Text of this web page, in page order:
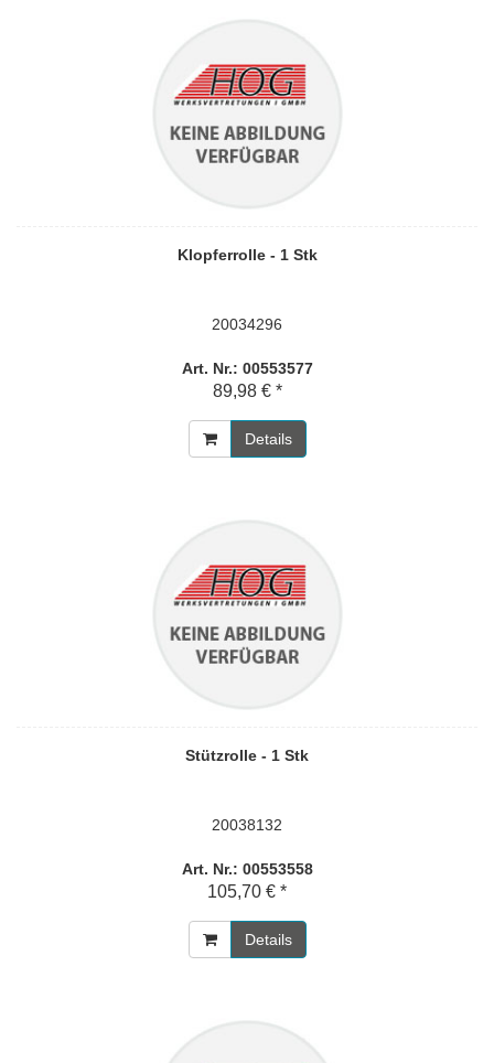
Klopferrolle - 1 Stk
20034296
Art. Nr.: 00553577
89,98 € *
Details
Stützrolle - 1 Stk
20038132
Art. Nr.: 00553558
105,70 € *
Details